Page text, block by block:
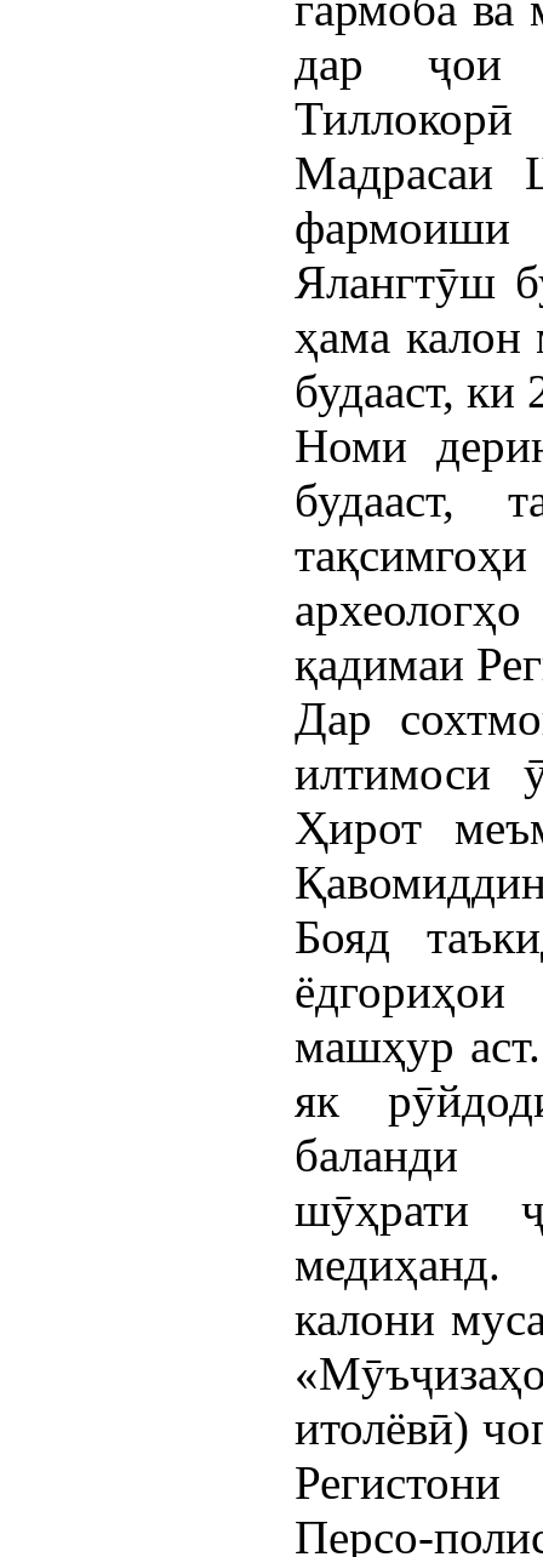
дар ҷои
Мадрасаи
Ялангтӯш
ҳама
будааст, ки
Номи
будааст,
қадимаи
Дар
илтимоси
Ҳирот
Бояд
машҳур
як
баланди
шӯҳрати
калони
итолёвӣ)
Персо-